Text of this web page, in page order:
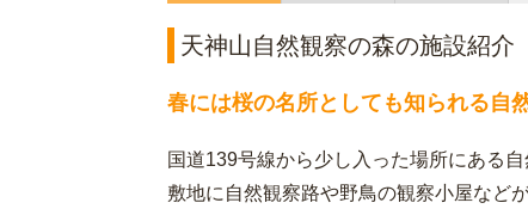
天神山自然観察の森の施設紹介
春には桜の名所としても知られる自
国道139号線から少し入った場所にある
敷地に自然観察路や野鳥の観察小屋など